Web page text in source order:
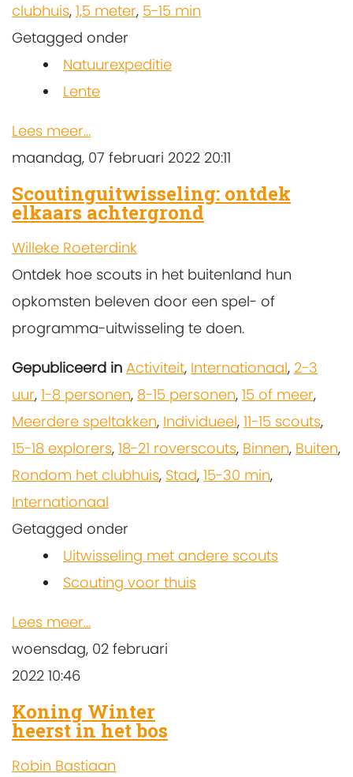
clubhuis, 1,5 meter, 5-15 min
Getagged onder
Natuurexpeditie
Lente
Lees meer...
maandag, 07 februari 2022 20:11
Scoutinguitwisseling: ontdek
elkaars achtergrond
Willeke Roeterdink
Ontdek hoe scouts in het buitenland hun
opkomsten beleven door een spel- of
programma-uitwisseling te doen.
Gepubliceerd in Activiteit, Internationaal, 2-3
uur, 1-8 personen, 8-15 personen, 15 of meer,
Meerdere speltakken, Individueel, 11-15 scouts,
15-18 explorers, 18-21 roverscouts, Binnen, Buiten,
Rondom het clubhuis, Stad, 15-30 min,
Internationaal
Getagged onder
Uitwisseling met andere scouts
Scouting voor thuis
Lees meer...
woensdag, 02 februari
2022 10:46
Koning Winter
heerst in het bos
Robin Bastiaan